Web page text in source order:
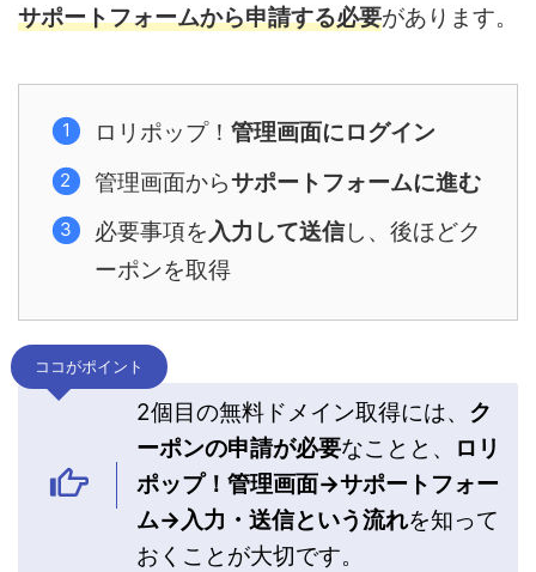
サポートフォームから申請する必要があります。
ロリポップ！ 管理画面にログイン
管理画面からサポートフォームに進む
必要事項を入力して送信し、後ほどク
ーポンを取得
ココがポイント
2個目の無料ドメイン取得には、 ク
ーポンの申請が必要なことと、
ロリ
ポップ！管理画面→サポートフォー
ム→入力・送信という流れを知って
おくことが大切です。